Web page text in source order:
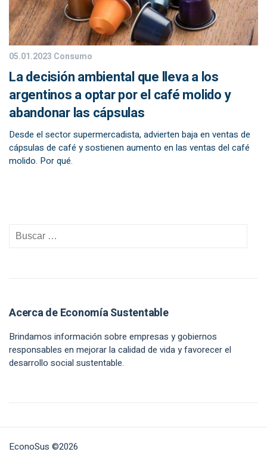
05.01.2023 Consumo
La decisión ambiental que lleva a los
argentinos a optar por el café molido y
abandonar las cápsulas
Desde el sector supermercadista, advierten baja en ventas de
cápsulas de café y sostienen aumento en las ventas del café
molido. Por qué.
Acerca de Economía Sustentable
Brindamos información sobre empresas y gobiernos
responsables en mejorar la calidad de vida y favorecer el
desarrollo social sustentable.
EconoSus ©2026